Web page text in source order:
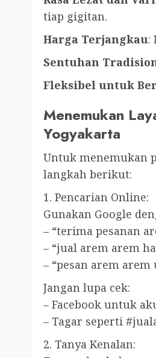
tiap gigitan.
Harga Terjangkau:
Sentuhan
Fleksibel untuk
Menemukan
Yogyakarta
Untuk menemukan
langkah berikut:
1. Pencarian Online:
Gunakan Google
– “terima pesanan
– “jual arem arem
– “pesan arem
Jangan lupa cek:
– Facebook untuk
– Tagar seperti
2. Tanya Kenalan: